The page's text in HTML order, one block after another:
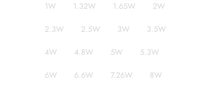
1W
1.32W 1.65W 2W
2.3W 2.5W 3W 3.5W
4W 4.8W 5W 5.3W
6W 6.6W 7.26W 8W